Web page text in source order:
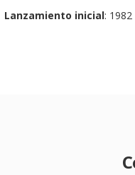
Lanzamiento inicial: 1982